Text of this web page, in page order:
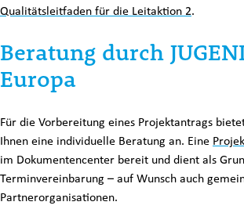
Qualitätsleitfaden für die Leitaktion 2.
Beratung durch
Europa
Für die Vorbereitung eines Projektantrags
Ihnen eine individuelle Beratung an. Eine
im Dokumentencenter bereit und dient als
Terminvereinbarung – auf Wunsch auch
Partnerorganisationen.